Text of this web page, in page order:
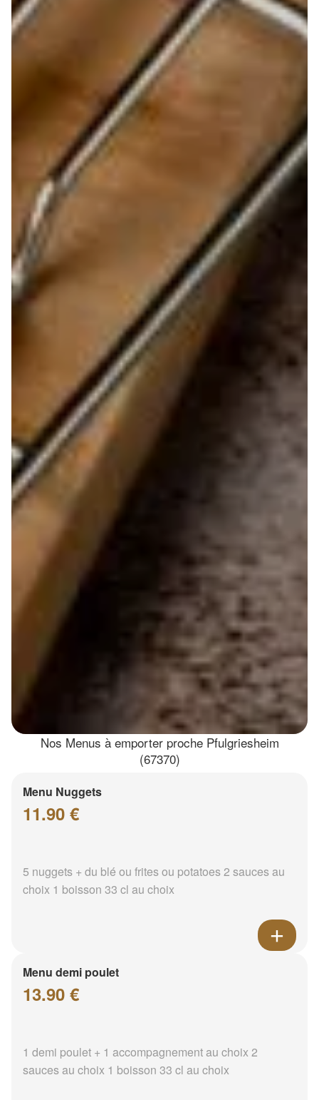
Nos Menus à emporter proche Pfulgriesheim
(67370)
Menu Nuggets
11.90 €
5 nuggets + du blé ou frites ou potatoes 2 sauces au
choix 1 boisson 33 cl au choix
Menu demi poulet
13.90 €
1 demi poulet + 1 accompagnement au choix 2
sauces au choix 1 boisson 33 cl au choix